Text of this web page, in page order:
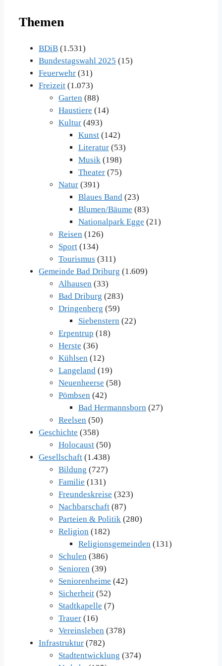
Themen
BDiB (1.531)
Bundestagswahl 2025 (15)
Feuerwehr (31)
Freizeit (1.073)
Garten (88)
Haustiere (14)
Kultur (493)
Kunst (142)
Literatur (53)
Musik (198)
Theater (75)
Natur (391)
Blaues Band (23)
Blumen/Bäume (83)
Nationalpark Egge (21)
Reisen (126)
Sport (134)
Tourismus (311)
Gemeinde Bad Driburg (1.609)
Alhausen (33)
Bad Driburg (283)
Dringenberg (59)
Siebenstern (22)
Erpentrup (18)
Herste (36)
Kühlsen (12)
Langeland (19)
Neuenheerse (58)
Pömbsen (42)
Bad Hermannsborn (27)
Reelsen (50)
Geschichte (358)
Holocaust (50)
Gesellschaft (1.438)
Bildung (727)
Familie (131)
Freundeskreise (323)
Nachbarschaft (87)
Parteien & Politik (280)
Religion (182)
Religionsgemeinden (131)
Schulen (386)
Senioren (39)
Seniorenheime (42)
Sicherheit (52)
Stadtkapelle (7)
Trauer (16)
Vereinsleben (378)
Infrastruktur (782)
Stadtentwicklung (374)